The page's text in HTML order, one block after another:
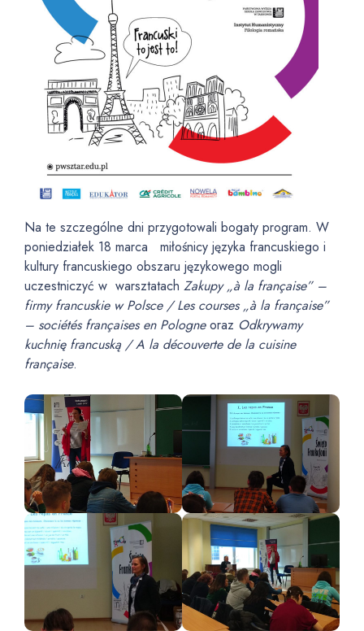
Na te szczególne dni przygotowali bogaty program. W
poniedziałek 18 marca miłośnicy języka francuskiego i
kultury francuskiego obszaru językowego mogli
uczestniczyć w warsztatach Zakupy „à la française” –
firmy francuskie w Polsce / Les courses „à la française”
– sociétés françaises en Pologneoraz Odkrywamy
kuchnię francuską / A la découverte de la cuisine
française.